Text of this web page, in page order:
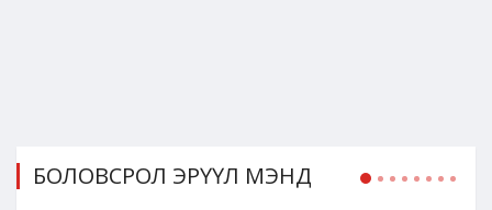
БОЛОВСРОЛ ЭРҮҮЛ МЭНД